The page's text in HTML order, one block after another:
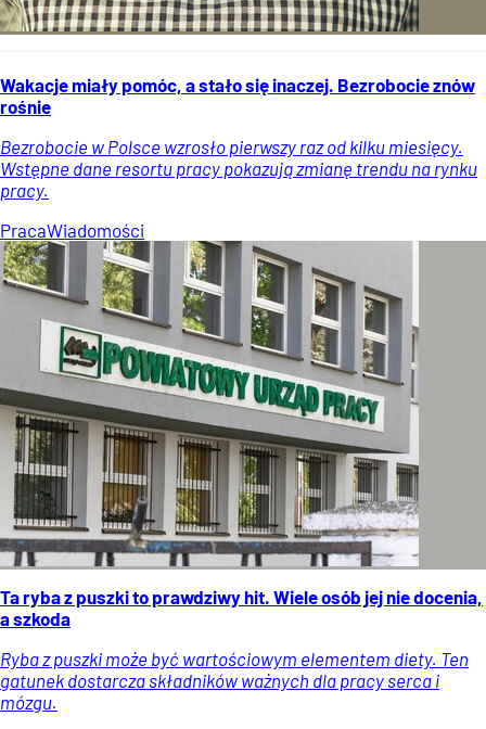
Wakacje miały pomóc, a stało się inaczej. Bezrobocie znów
rośnie
Bezrobocie w Polsce wzrosło pierwszy raz od kilku miesięcy.
Wstępne dane resortu pracy pokazują zmianę trendu na rynku
pracy.
PracaWiadomości
Ta ryba z puszki to prawdziwy hit. Wiele osób jej nie docenia,
a szkoda
Ryba z puszki może być wartościowym elementem diety. Ten
gatunek dostarcza składników ważnych dla pracy serca i
mózgu.